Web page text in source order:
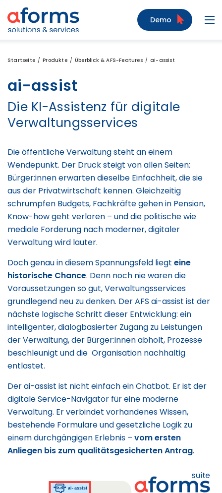
Zum Inhalt
Zum Menü
Zur Suche
Demo
Startseite Produkte Überblick & AFS-Features ai-assist
ai-assist
Die KI-Assistenz für digitale
Verwaltungsservices
Die öffentliche Verwaltung steht an einem
Wendepunkt. Der Druck steigt von allen Seiten:
Bürger:innen erwarten dieselbe Einfachheit, die sie
aus der Privatwirtschaft kennen. Gleichzeitig
schrumpfen Budgets, Fachkräfte gehen in Pension,
Know-how geht verloren – und die politische wie
mediale Forderung nach moderner, digitaler
Verwaltung wird lauter.
Doch genau in diesem Spannungsfeld liegt eine
historische Chance. Denn noch nie waren die
Voraussetzungen so gut, Verwaltungsservices
grundlegend neu zu denken. Der AFS ai-assist ist der
nächste logische Schritt dieser Entwicklung: ein
intelligenter, dialogbasierter Zugang zu Leistungen
der Verwaltung, der Bürger:innen abholt, Prozesse
beschleunigt und die Organisation nachhaltig
entlastet.
Der ai-assist ist nicht einfach ein Chatbot. Er ist der
digitale Service-Navigator für eine moderne
Verwaltung. Er verbindet vorhandenes Wissen,
bestehende Formulare und gesetzliche Logik zu
einem durchgängigen Erlebnis – vom ersten
Anliegen bis zum qualitätsgesicherten Antrag.